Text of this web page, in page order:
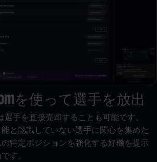
を使って選手を放出
選手を直接売却することも可能です。
と認識していない選手に関心を集めた
特定ポジションを強化する好機を提示
す。